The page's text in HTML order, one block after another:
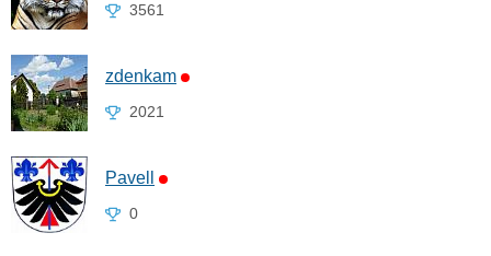
3561
zdenkam
2021
Pavell
0